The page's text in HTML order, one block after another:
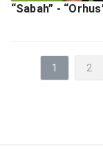
“Sabah” -
1 2